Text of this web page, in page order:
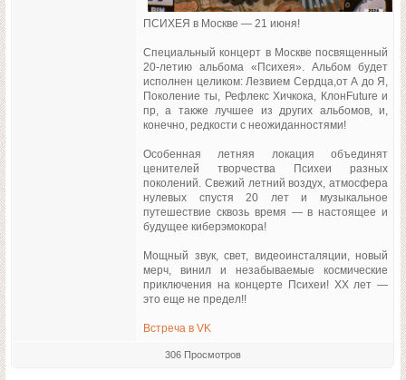
ПСИХЕЯ в Москве — 21 июня!
Специальный концерт в Москве посвященный
20-летию альбома «Психея». Альбом будет
исполнен целиком: Лезвием Сердца,от А до Я,
Поколение ты, Рефлекс Хичкока, КлонFuture и
пр, а также лучшее из других альбомов, и,
конечно, редкости с неожиданностями!
Особенная летняя локация объединят
ценителей творчества Психеи разных
поколений. Свежий летний воздух, атмосфера
нулевых спустя 20 лет и музыкальное
путешествие сквозь время — в настоящее и
будущее киберэмокора!
Мощный звук, свет, видеоинсталяции, новый
мерч, винил и незабываемые космические
приключения на концерте Психеи! ХХ лет —
это еще не предел!!
Встреча в VK
306 Просмотров